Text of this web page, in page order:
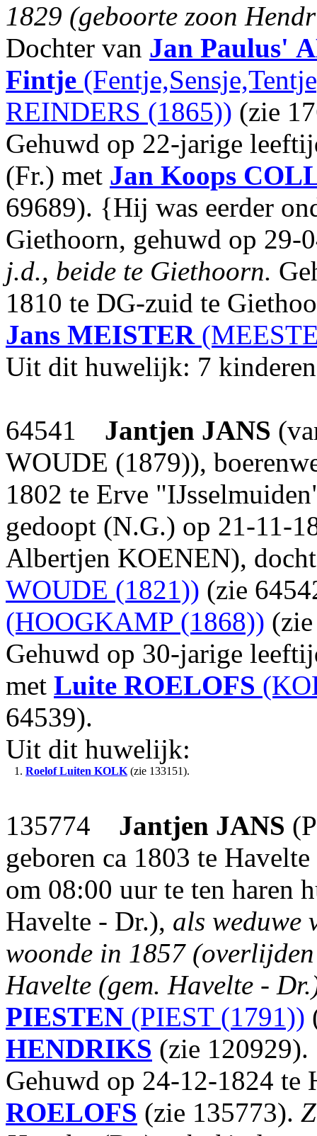
1829 (geboorte zoon
Dochter van Jan Paulus'
Fintje
REINDERS (1865)) (zie
Gehuwd op 22-jarige
(Fr.) met Jan Koops
69689). {Hij was eerder
Giethoorn, gehuwd op 29-
j.d., beide te Giethoorn.
1810 te DG-zuid te
Jans MEISTER
Uit dit huwelijk: 7
64541 Jantjen JANS
WOUDE (1879)),
1802 te Erve
gedoopt (N.G.) op 21-11-
Albertjen KOENEN),
WOUDE (1821)) (zie
(HOOGKAMP (1868))
Gehuwd op 30-jarige
met Luite ROELOFS
64539).
Uit dit huwelijk:
1. Roelof Luiten KOLK (zie 133151).
135774 Jantjen JANS
geboren ca 1803 te
om 08:00 uur te ten haren
Havelte - Dr.), als weduwe
woonde in 1857
Havelte (gem. Havelte -
PIESTEN (PIEST (1791))
HENDRIKS (zie 120929).
Gehuwd op 24-12-1824 te
ROELOFS (zie 135773).